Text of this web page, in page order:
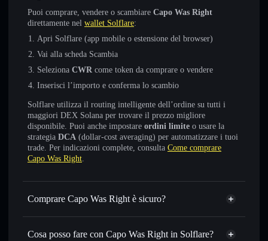
Puoi comprare, vendere o scambiare Capo Was Right
direttamente nel wallet Solflare:
Apri Solflare (app mobile o estensione del browser)
Vai alla scheda Scambia
Seleziona CWR come token da comprare o vendere
Inserisci l’importo e conferma lo scambio
Solflare utilizza il routing intelligente dell’ordine su tutti i
maggiori DEX Solana per trovare il prezzo migliore
disponibile. Puoi anche impostare ordini limite o usare la
strategia DCA (dollar-cost averaging) per automatizzare i tuoi
trade. Per indicazioni complete, consulta Come comprare
Capo Was Right.
Comprare Capo Was Right è sicuro?
Capo Was Right non è verificato
Cosa posso fare con Capo Was Right in Solflare?